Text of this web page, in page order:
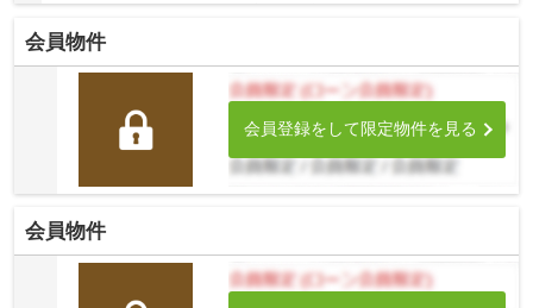
14分。 10路線3駅利用可能な大変便利な立地に...
会員物件
会員登録をして限定物件を見る
会員物件